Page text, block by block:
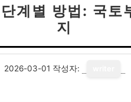
계별 방법: 국
지
2026-03-01 작성자: